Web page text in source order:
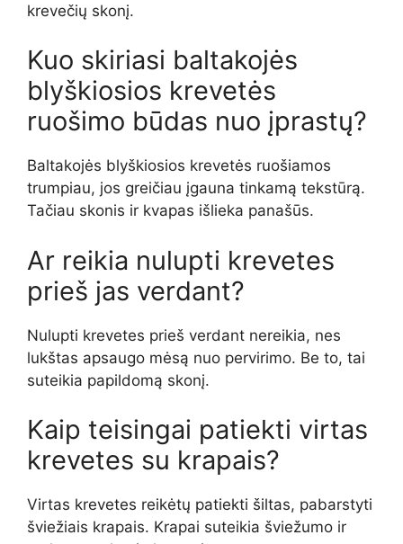
krevečių skonį.
Kuo skiriasi baltakojės
blyškiosios krevetės
ruošimo būdas nuo įprastų?
Baltakojės blyškiosios krevetės ruošiamos
trumpiau, jos greičiau įgauna tinkamą tekstūrą.
Tačiau skonis ir kvapas išlieka panašūs.
Ar reikia nulupti krevetes
prieš jas verdant?
Nulupti krevetes prieš verdant nereikia, nes
lukštas apsaugo mėsą nuo pervirimo. Be to, tai
suteikia papildomą skonį.
Kaip teisingai patiekti virtas
krevetes su krapais?
Virtas krevetes reikėtų patiekti šiltas, pabarstyti
šviežiais krapais. Krapai suteikia šviežumo ir